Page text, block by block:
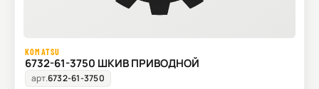
KOMATSU
6732-61-3750 ШКИВ ПРИВОДНОЙ
арт.6732-61-3750